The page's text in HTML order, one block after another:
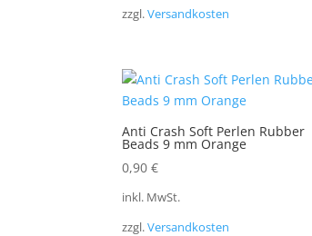
zzgl.Versandkosten
Anti Crash Soft Perlen Rubber
Beads 9 mm Orange
0,90€
inkl. MwSt.
zzgl.Versandkosten